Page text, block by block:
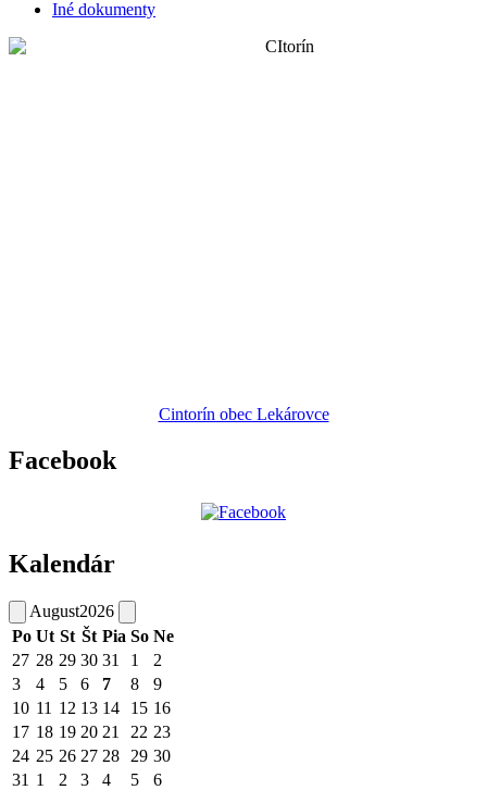
Iné dokumenty
Cintorín obec Lekárovce
Facebook
Kalendár
August2026
Po Ut St Št Pia So Ne
27 28 29 30 31 1
2
3
4 5 6 7 8
9
10 11 12 13 14 15 16
17 18 19 20 21 22 23
24 25 26 27 28 29 30
31 1 2 3 4 5 6